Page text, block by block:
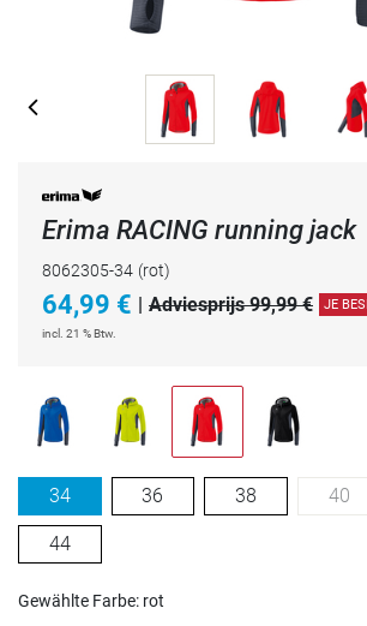
Erima RACING running jack
8062305-34 (rot)
64,99 € | Adviesprijs 99,99 € JE
incl. 21 % Btw.
34 36 38 40
44
Gewählte Farbe: rot